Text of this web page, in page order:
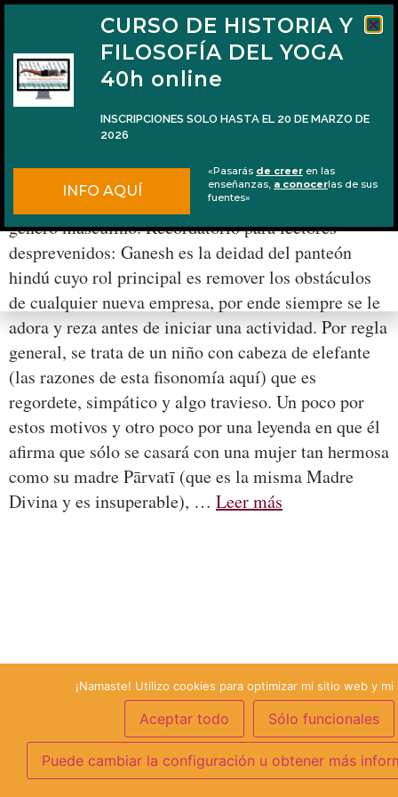
Las esposas de Ganesha
Como ya he explicado alguna vez, Ganesha es de
género masculino. Recordatorio para lectores
desprevenidos: Ganesh es la deidad del panteón
hindú cuyo rol principal es remover los obstáculos
de cualquier nueva empresa, por ende siempre se le
adora y reza antes de iniciar una actividad. Por regla
general, se trata de un niño con cabeza de elefante
(las razones de esta fisonomía aquí) que es
regordete, simpático y algo travieso. Un poco por
estos motivos y otro poco por una leyenda en que él
afirma que sólo se casará con una mujer tan hermosa
como su madre Pārvatī (que es la misma Madre
Divina y es insuperable), … Leer más
¡Namaste! Utilizo cookies para optimizar mi sitio web y mi
Aceptar todo Sólo funcionales
Puede cambiar la configuración u obtener más
CURSO DE HISTORIA Y
FILOSOFÍA DEL YOGA
40h online
INSCRIPCIONES SOLO HASTA EL 20 DE MARZO DE
2026
INFO AQUÍ
«Pasarás de creer en las
enseñanzas, a conocerlas de sus
fuentes»